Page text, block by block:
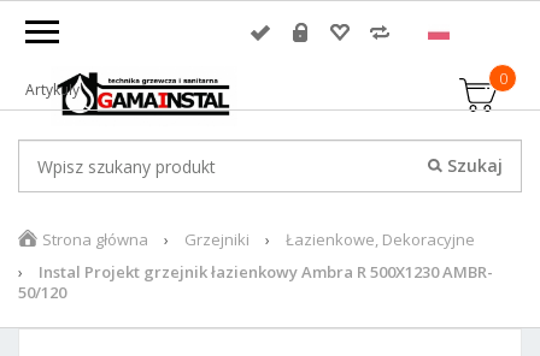
0
Artykuły
Strona główna Grzejniki
Łazienkowe, Dekoracyjne
Instal Projekt grzejnik łazienkowy Ambra R 500X1230 AMBR-
50/120